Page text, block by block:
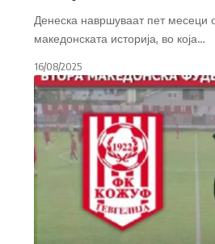
Денеска навршуваат пет месеци
македонската историја, во која…
16/08/2025